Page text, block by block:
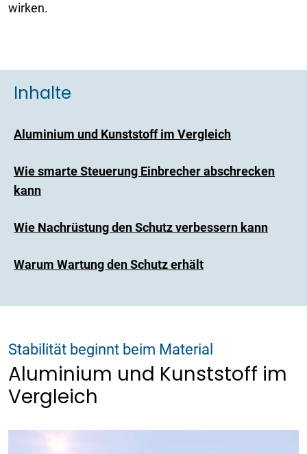
wirken.
Inhalte
Aluminium und Kunststoff im Vergleich
Wie smarte Steuerung Einbrecher abschrecken
kann
Wie Nachrüstung den Schutz verbessern kann
Warum Wartung den Schutz erhält
Stabilität beginnt beim Material
Aluminium und Kunststoff im
Vergleich